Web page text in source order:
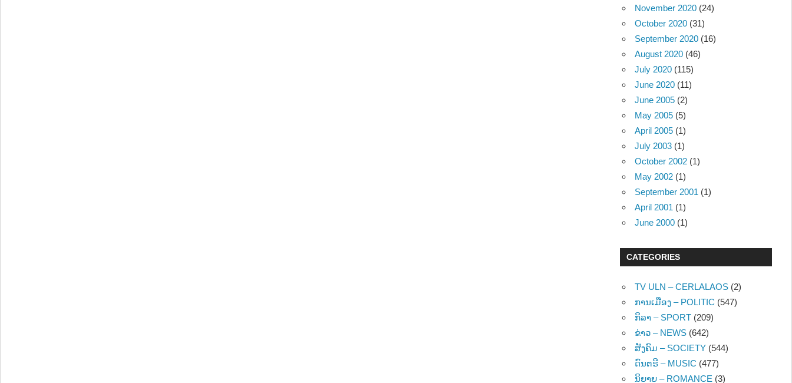
November 2020 (24)
October 2020 (31)
September 2020 (16)
August 2020 (46)
July 2020 (115)
June 2020 (11)
June 2005 (2)
May 2005 (5)
April 2005 (1)
July 2003 (1)
October 2002 (1)
May 2002 (1)
September 2001 (1)
April 2001 (1)
June 2000 (1)
CATEGORIES
TV ULN – CERLALAOS (2)
ການເມືອງ – POLITIC (547)
ກິລາ – SPORT (209)
ຂ່າວ – NEWS (642)
ສັງຄົມ – SOCIETY (544)
ດົນຕຣີ – MUSIC (477)
ນິຍາຍ – ROMANCE (3)